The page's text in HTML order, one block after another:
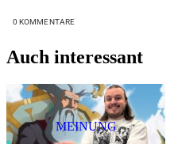
0 KOMMENTARE
Auch interessant
MEINUNG